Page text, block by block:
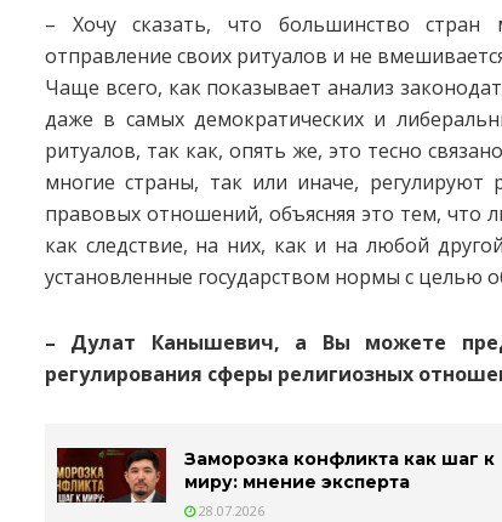
– Хочу сказать, что большинство
отправление своих ритуалов и не
Чаще всего, как показывает анализ
даже в самых демократических и
ритуалов, так как, опять же, это тесно
многие страны, так или иначе, регулируют
правовых отношений, объясняя это тем, что
как следствие, на них, как и на любой
установленные государством нормы с целью
– Дулат Канышевич, а Вы можете
регулирования сферы религиозных
Заморозка конфликта как шаг к
миру: мнение эксперта
28.07.2026